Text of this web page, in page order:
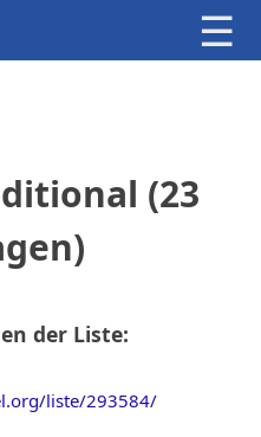
☰
(23
der Liste:
liste/293584/